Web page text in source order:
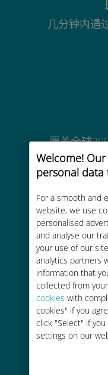
Welcome!
personal
For a smooth and
website, we use
personalised
and analyse our
your use of our
analytics partners
information that
collected from
cookies with
cookies" if you
click "Select" if
settings on our
几分钟内通
覆盖全球
比现有运营